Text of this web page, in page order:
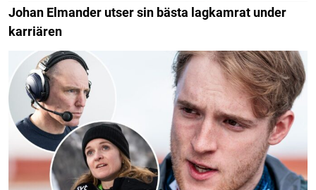
Johan Elmander utser sin bästa lagkamrat under
karriären